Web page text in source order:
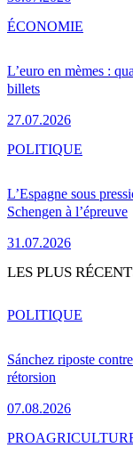
L’euro en mèmes :
billets
27.07.2026
ÉCONOMIE
L’Espagne sous
Schengen à l’épreuve
31.07.2026
POLITIQUE
LES PLUS
Sánchez riposte
rétorsion
07.08.2026
POLITIQUE
PRO